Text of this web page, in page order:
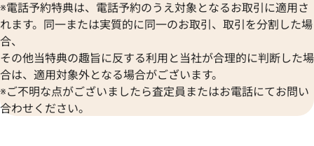
※電話予約特典は、電話予約のうえ対象となるお取引に適用さ
れます。同一または実質的に同一のお取引、取引を分割した場
合、
その他当特典の趣旨に反する利用と当社が合理的に判断した場
合は、適用対象外となる場合がございます。
※ご不明な点がございましたら査定員またはお電話にてお問い
合わせください。